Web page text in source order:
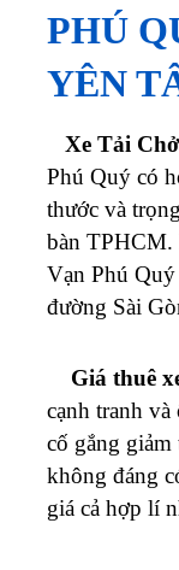
PHÚ
YÊN
Xe Tải
Phú Quý có
thước và
bàn TPHCM.
Vạn Phú Quý
đường Sài
Giá thuê
cạnh tranh
cố gắng
không đáng
giá cả hợp lí